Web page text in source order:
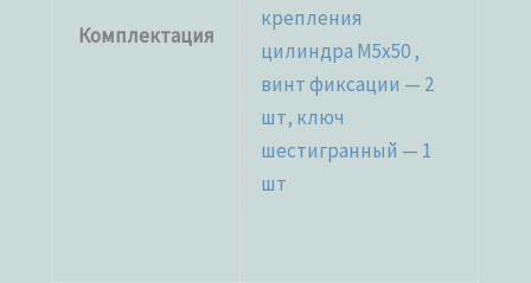
Комплектация
крепления
цилиндра M5x50 ,
винт фиксации — 2
шт, ключ
шестигранный — 1
шт